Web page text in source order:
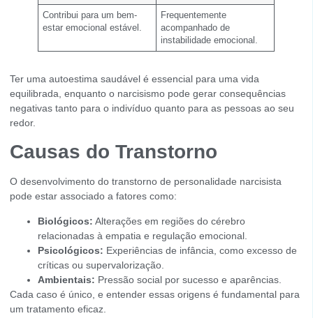
Contribui para um bem-
estar emocional estável.
Frequentemente
acompanhado de
instabilidade emocional.
Ter uma autoestima saudável é essencial para uma vida
equilibrada, enquanto o narcisismo pode gerar consequências
negativas tanto para o indivíduo quanto para as pessoas ao seu
redor.
Causas do Transtorno
O desenvolvimento do transtorno de personalidade narcisista
pode estar associado a fatores como:
Biológicos: Alterações em regiões do cérebro
relacionadas à empatia e regulação emocional.
Psicológicos: Experiências de infância, como excesso de
críticas ou supervalorização.
Ambientais: Pressão social por sucesso e aparências.
Cada caso é único, e entender essas origens é fundamental para
um tratamento eficaz.